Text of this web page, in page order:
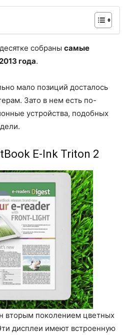
собраны самые
года.
мало позиций досталось
Зато в нем есть по-
устройства, подобных
E-Ink Triton 2
вторым поколением цветных
дисплеи имеют встроенную